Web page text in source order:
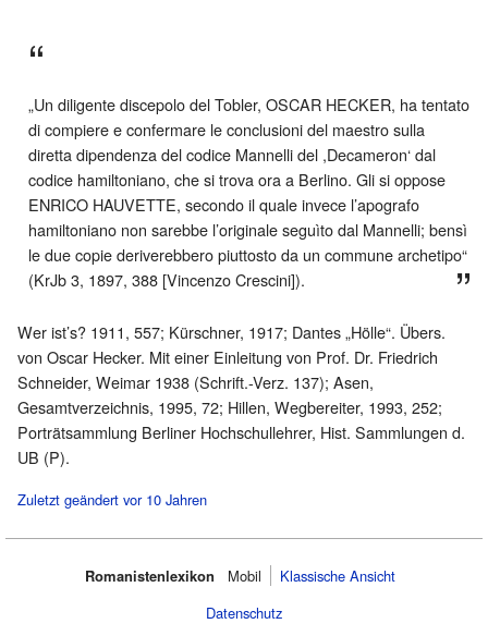
„Un diligente discepolo del Tobler, OSCAR HECKER, ha tentato
di compiere e confermare le conclusioni del maestro sulla
diretta dipendenza del codice Mannelli del ,Decameron‘ dal
codice hamiltoniano, che si trova ora a Berlino. Gli si oppose
ENRICO HAUVETTE, secondo il quale invece l’apografo
hamiltoniano non sarebbe l’originale seguìto dal Mannelli; bensì
le due copie deriverebbero piuttosto da un commune archetipo“
(KrJb 3, 1897, 388 [Vincenzo Crescini]).
Wer ist’s? 1911, 557; Kürschner, 1917; Dantes „Hölle“. Übers.
von Oscar Hecker. Mit einer Einleitung von Prof. Dr. Friedrich
Schneider, Weimar 1938 (Schrift.-Verz. 137); Asen,
Gesamtverzeichnis, 1995, 72; Hillen, Wegbereiter, 1993, 252;
Porträtsammlung Berliner Hochschullehrer, Hist. Sammlungen d.
UB (P).
Zuletzt geändert vor 10 Jahren
Romanistenlexikon Mobil‌
Klassische Ansicht
Datenschutz